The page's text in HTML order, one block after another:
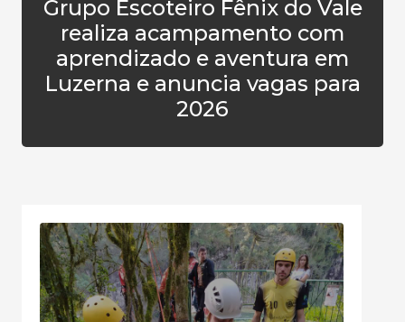
Grupo Escoteiro Fênix do Vale
realiza acampamento com
aprendizado e aventura em
Luzerna e anuncia vagas para
2026